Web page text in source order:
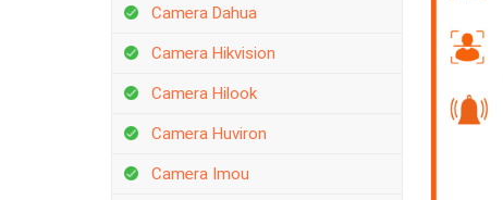
Camera Dahua
Camera Hikvision
Camera Hilook
Camera Huviron
Camera Imou